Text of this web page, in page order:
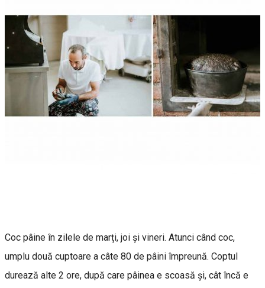
Coc pâine în zilele de marți, joi și vineri. Atunci când coc,
umplu două cuptoare a câte 80 de pâini împreună. Coptul
durează alte 2 ore, după care pâinea e scoasă și, cât încă e